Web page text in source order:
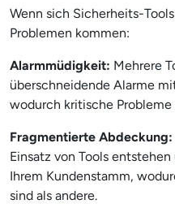
Wenn sich Sicherheits-
Problemen kommen:
Alarmmüdigkeit: Mehrere
überschneidende Alarme
wodurch kritische
Fragmentierte Abdeckung:
Einsatz von Tools
Ihrem Kundenstamm,
sind als andere.